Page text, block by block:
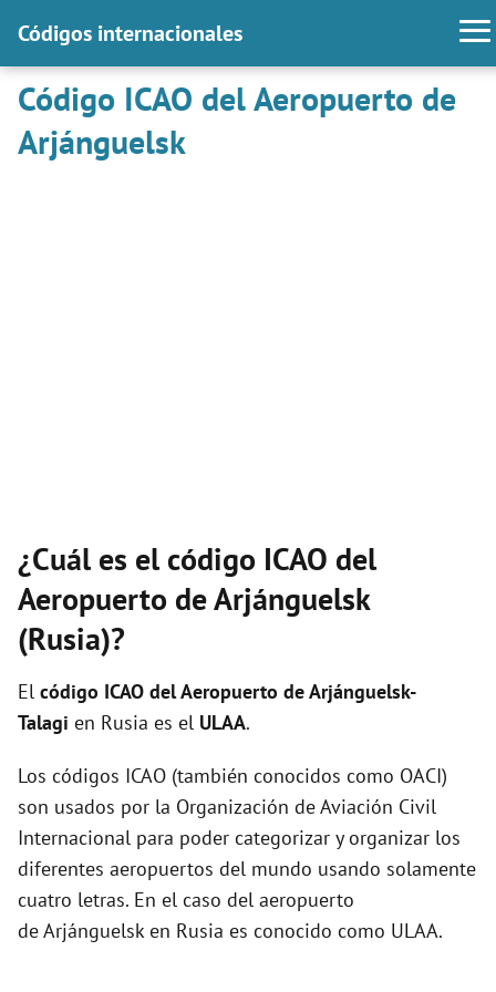
Códigos internacionales
Código ICAO del Aeropuerto de
Arjánguelsk
¿Cuál es el código ICAO del
Aeropuerto de Arjánguelsk
(Rusia)?
El código ICAO delAeropuerto de Arjánguelsk-
Talagi en Rusia es el ULAA.
Los códigos ICAO (también conocidos como OACI)
son usados por la Organización de Aviación Civil
Internacional para poder categorizar y organizar los
diferentes aeropuertos del mundo usando solamente
cuatro letras. En el caso del aeropuerto
de Arjánguelsk en Rusia es conocido como ULAA.